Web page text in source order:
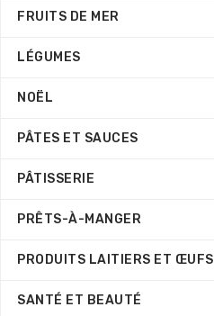
FRUITS DE MER
LÉGUMES
NOËL
PÂTES ET SAUCES
PÂTISSERIE
PRÊTS-À-MANGER
PRODUITS LAITIERS ET ŒUFS
SANTÉ ET BEAUTÉ